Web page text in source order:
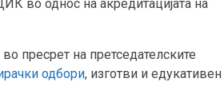
во однос на акредитацијата на
пресрет на претседателските
одбори, изготви и едукативен